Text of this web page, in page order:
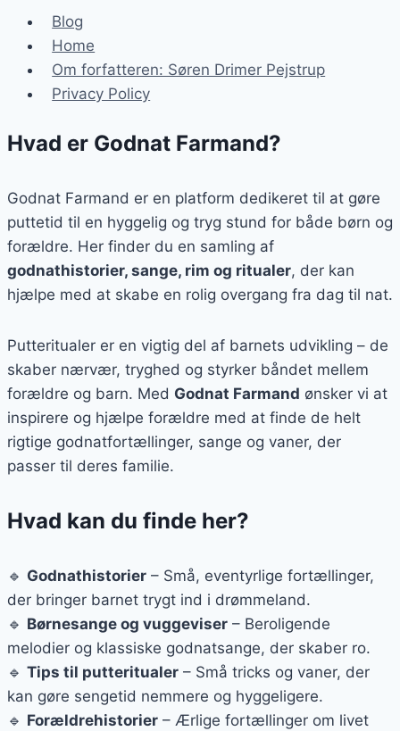
Blog
Home
Om forfatteren: Søren Drimer Pejstrup
Privacy Policy
Hvad er Godnat Farmand?
Godnat Farmand er en platform dedikeret til at gøre
puttetid til en hyggelig og tryg stund for både børn og
forældre. Her finder du en samling af
godnathistorier, sange, rim og ritualer, der kan
hjælpe med at skabe en rolig overgang fra dag til nat.
Putteritualer er en vigtig del af barnets udvikling – de
skaber nærvær, tryghed og styrker båndet mellem
forældre og barn. Med Godnat Farmand ønsker vi at
inspirere og hjælpe forældre med at finde de helt
rigtige godnatfortællinger, sange og vaner, der
passer til deres familie.
Hvad kan du finde her?
🔹 Godnathistorier – Små, eventyrlige fortællinger,
der bringer barnet trygt ind i drømmeland.
🔹 Børnesange og vuggeviser – Beroligende
melodier og klassiske godnatsange, der skaber ro.
🔹 Tips til putteritualer – Små tricks og vaner, der
kan gøre sengetid nemmere og hyggeligere.
🔹 Forældrehistorier – Ærlige fortællinger om livet